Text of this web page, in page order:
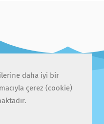
Kullanıcı Sözleşmesi
Sorular
daha iyi bir
çerez (cookie)